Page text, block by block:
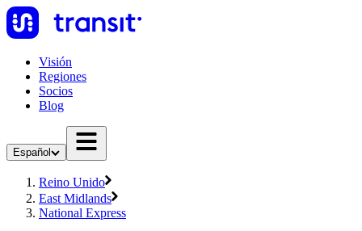
Visión
Regiones
Socios
Blog
Español
Reino Unido
East Midlands
National Express